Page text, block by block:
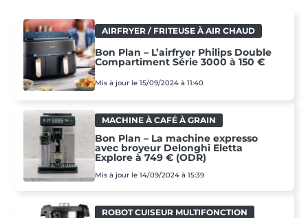
AIRFRYER / FRITEUSE À AIR CHAUD
Bon Plan – L’airfryer Philips Double
Compartiment Série 3000 à 150 €
Mis à jour le 15/09/2024 à 11:40
MACHINE À CAFÉ À GRAIN
Bon Plan – La machine expresso
avec broyeur Delonghi Eletta
Explore à 749 € (ODR)
Mis à jour le 14/09/2024 à 15:39
ROBOT CUISEUR MULTIFONCTION